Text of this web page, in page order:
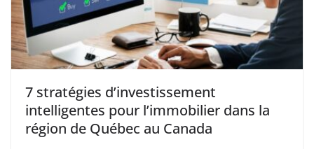
7 stratégies d’investissement
intelligentes pour l’immobilier dans la
région de Québec au Canada